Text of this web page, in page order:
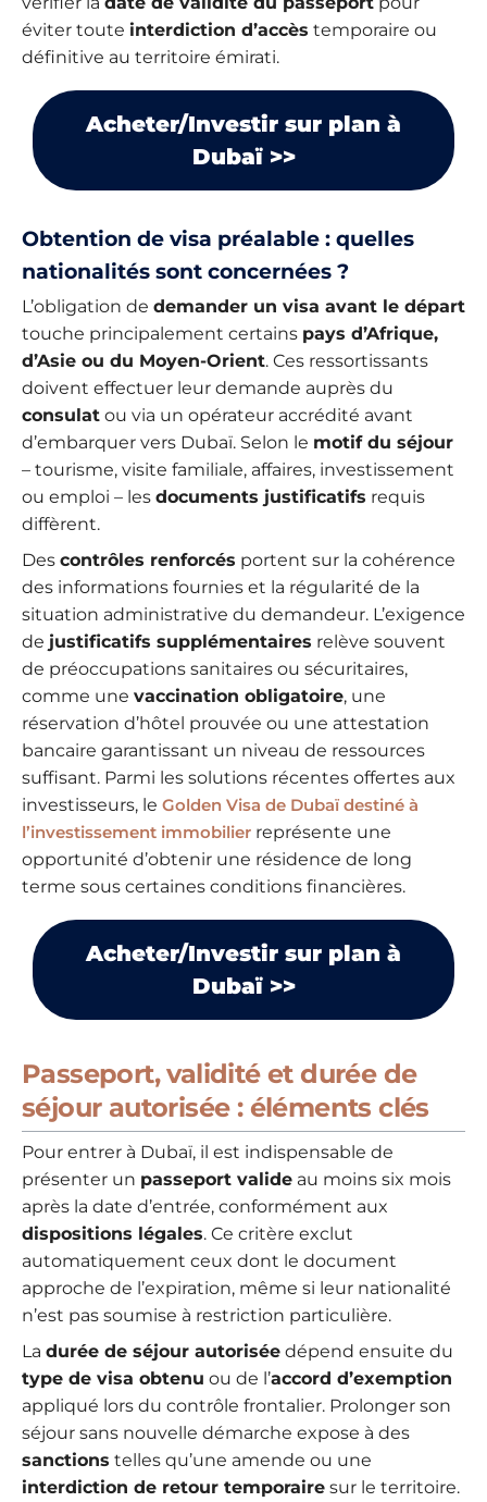
éviter toute interdiction d’accès temporaire ou
définitive au territoire émirati.
Acheter/Investir sur plan à
Dubaï >>
Obtention de visa préalable : quelles
nationalités sont concernées ?
L’obligation de demander un visa avant le départ
touche principalement certains pays d’Afrique,
d’Asie ou du Moyen-Orient. Ces ressortissants
doivent effectuer leur demande auprès du
consulat ou via un opérateur accrédité avant
d’embarquer vers Dubaï. Selon le motif du séjour
– tourisme, visite familiale, affaires, investissement
ou emploi – les documents justificatifs requis
diffèrent.
Des contrôles renforcés portent sur la cohérence
des informations fournies et la régularité de la
situation administrative du demandeur. L’exigence
de justificatifs supplémentaires relève souvent
de préoccupations sanitaires ou sécuritaires,
comme une vaccination obligatoire, une
réservation d’hôtel prouvée ou une attestation
bancaire garantissant un niveau de ressources
suffisant. Parmi les solutions récentes offertes aux
investisseurs, le Golden Visa de Dubaï destiné à
l’investissement immobilier représente une
opportunité d’obtenir une résidence de long
terme sous certaines conditions financières.
Acheter/Investir sur plan à
Dubaï >>
Passeport, validité et durée de
séjour autorisée : éléments clés
Pour entrer à Dubaï, il est indispensable de
présenter un passeport valide au moins six mois
après la date d’entrée, conformément aux
dispositions légales. Ce critère exclut
automatiquement ceux dont le document
approche de l’expiration, même si leur nationalité
n’est pas soumise à restriction particulière.
La durée de séjour autorisée dépend ensuite du
type de visa obtenu ou de l’accord d’exemption
appliqué lors du contrôle frontalier. Prolonger son
séjour sans nouvelle démarche expose à des
sanctions telles qu’une amende ou une
interdiction de retour temporaire sur le territoire.